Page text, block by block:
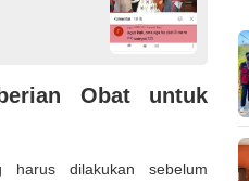
Obat untuk
dilakukan sebelum